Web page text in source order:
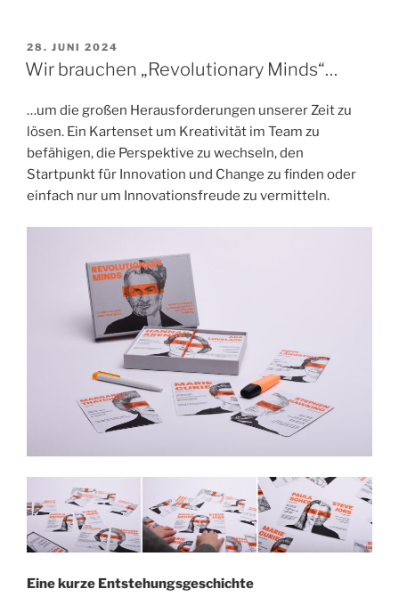
VERÖFFENTLICHT
AM
28. JUNI 2024
Wir brauchen „Revolutionary Minds“…
…um die großen Herausforderungen unserer Zeit zu
lösen. Ein Kartenset um Kreativität im Team zu
befähigen, die Perspektive zu wechseln, den
Startpunkt für Innovation und Change zu finden oder
einfach nur um Innovationsfreude zu vermitteln.
Eine kurze Entstehungsgeschichte